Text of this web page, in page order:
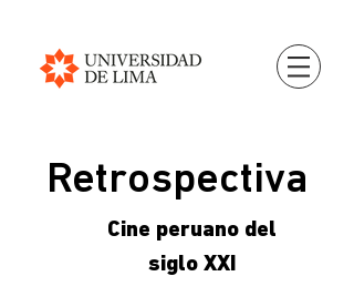
Retrospectiva
Cine peruano del
siglo XXI